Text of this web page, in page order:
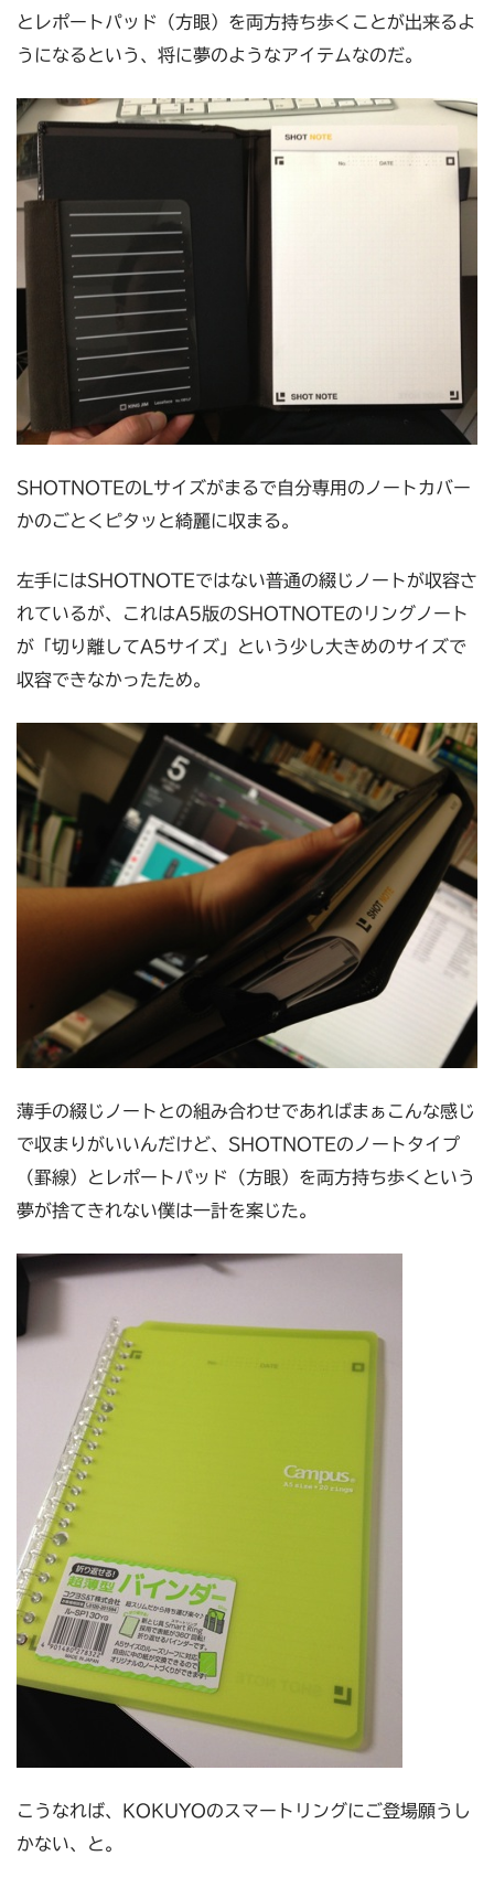
とレポートパッド（方眼）を両方持ち歩くことが出来るよ
うになるという、将に夢のようなアイテムなのだ。
SHOTNOTEのLサイズがまるで自分専用のノートカバー
かのごとくピタッと綺麗に収まる。
左手にはSHOTNOTEではない普通の綴じノートが収容さ
れているが、これはA5版のSHOTNOTEのリングノート
が「切り離してA5サイズ」という少し大きめのサイズで
収容できなかったため。
薄手の綴じノートとの組み合わせであればまぁこんな感じ
で収まりがいいんだけど、SHOTNOTEのノートタイプ
（罫線）とレポートパッド（方眼）を両方持ち歩くという
夢が捨てきれない僕は一計を案じた。
こうなれば、KOKUYOのスマートリングにご登場願うし
かない、と。